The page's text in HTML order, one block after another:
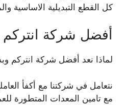
كل القطع التبديلية الاساسية
أفضل شركة انتركم
لماذا نعد أفضل شركة انتركم
نتعامل في شركتنا مع أكفأ
مع تامين المعدات المتطورة